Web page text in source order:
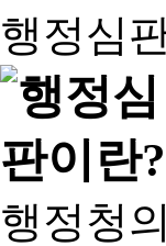
행정심
행정청